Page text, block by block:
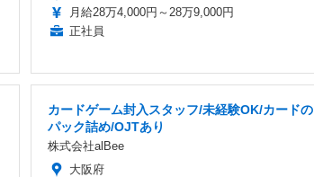
月給28万4,000円～28万9,000円
正社員
カードゲーム封入スタッフ/未経験OK/カードの
パック詰め/OJTあり
株式会社alBee
大阪府